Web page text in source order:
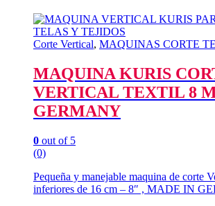
Corte Vertical, MAQUINAS CORTE
MAQUINA KURIS
VERTICAL TEXTIL 8
GERMANY
0 out of 5
(0)
Pequeña y manejable maquina de corte
inferiores de 16 cm – 8″ , MADE IN